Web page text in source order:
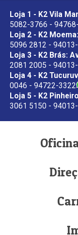
Loja 1 - K2 Vila
5082-3766 -
Loja 2 - K2
5096 2812 -
Loja 3 - K2 Brás:
2081 2005 -
Loja 4 - K2
0046 - 94722-3322
Loja 5 - K2
3061 5150 -